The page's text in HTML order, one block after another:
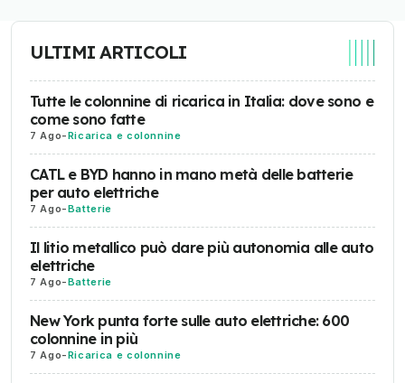
ULTIMI ARTICOLI
Tutte le colonnine di ricarica in Italia: dove sono e
come sono fatte
7 Ago-Ricarica e colonnine
CATL e BYD hanno in mano metà delle batterie
per auto elettriche
7 Ago-Batterie
Il litio metallico può dare più autonomia alle auto
elettriche
7 Ago-Batterie
New York punta forte sulle auto elettriche: 600
colonnine in più
7 Ago-Ricarica e colonnine